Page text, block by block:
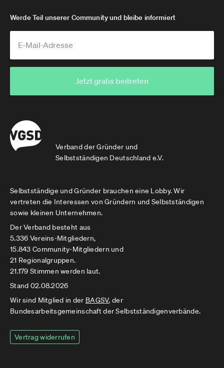
Verband der Gründer und
Selbstständigen Deutschland e.V.
Werde Teil unserer Community und bleibe informiert
Jetzt gratis beitreten
Selbstständige und Gründer brauchen eine Lobby. Wir
vertreten die Interessen von Gründern und Selbstständigen
sowie kleinen Unternehmen.
Der Verband besteht aus
5.336 Vereins-Mitgliedern,
15.843 Community-Mitgliedern und
21 Regionalgruppen.
21.179 Stimmen werden laut.
Stand 02.08.2026
Wir sind Mitglied in der BAGSV, der
Bundesarbeitsgemeinschaft der Selbstständigenverbände.
Vertrag widerrufen